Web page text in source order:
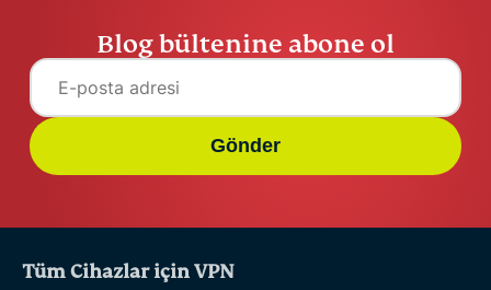
Blog bültenine abone ol
Gönder
Tüm Cihazlar için VPN